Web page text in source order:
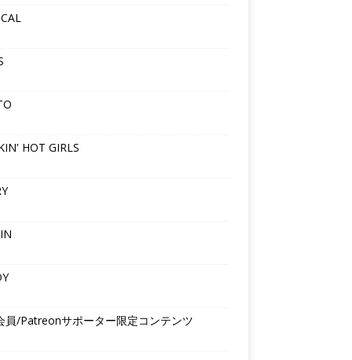
HOT GIRLS
員/Patreonサポーター限定コンテンツ